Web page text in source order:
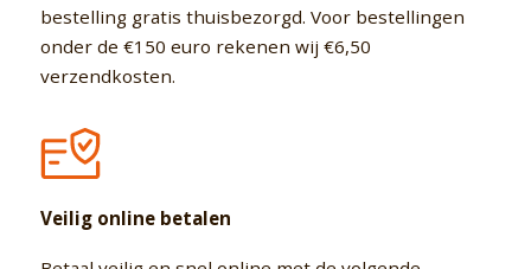
bestelling gratis thuisbezorgd. Voor bestellingen
onder de €150 euro rekenen wij €6,50
verzendkosten.
Veilig online betalen